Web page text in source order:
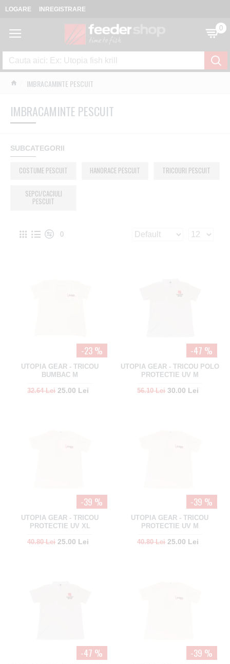
LOGARE INREGISTRARE
0
IMBRACAMINTE PESCUIT
IMBRACAMINTE PESCUIT
SUBCATEGORII
COSTUME PESCUIT HANORACE PESCUIT TRICOURI PESCUIT
SEPCI/CACIULI
PESCUIT
0
-23 %
UTOPIA GEAR - TRICOU
BUMBAC M
32.64 Lei 25.00 Lei
-47 %
UTOPIA GEAR - TRICOU POLO
PROTECTIE UV M
56.10 Lei 30.00 Lei
-39 %
UTOPIA GEAR - TRICOU
PROTECTIE UV XL
40.80 Lei 25.00 Lei
-39 %
UTOPIA GEAR - TRICOU
PROTECTIE UV M
40.80 Lei 25.00 Lei
-47 % -39 %